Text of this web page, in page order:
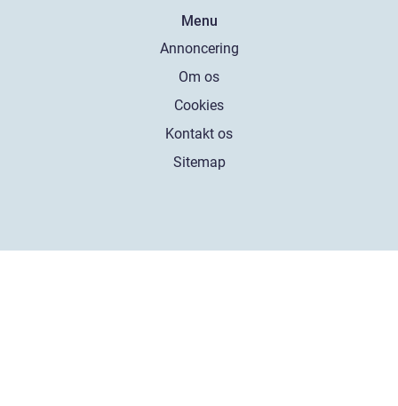
Menu
Annoncering
Om os
Cookies
Kontakt os
Sitemap